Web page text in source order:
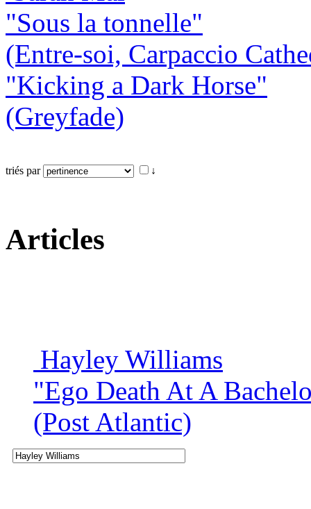
"Sous la tonnelle"
(Entre-soi, Carpaccio
"Kicking a Dark Horse"
(Greyfade)
triés par ↓
Articles
Hayley Williams
"Ego Death At A
(Post Atlantic)